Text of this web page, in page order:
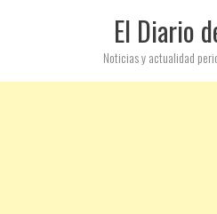
El Diario
Noticias y actualidad